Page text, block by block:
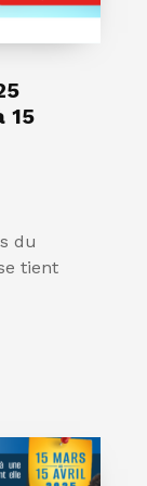
15
du
tient